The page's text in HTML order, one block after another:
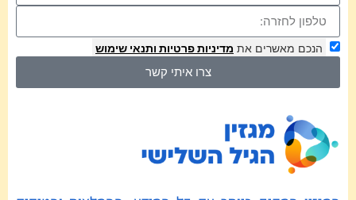
הנכם מאשרים את מדיניות פרטיות ותנאי שימוש
צרו איתי קשר